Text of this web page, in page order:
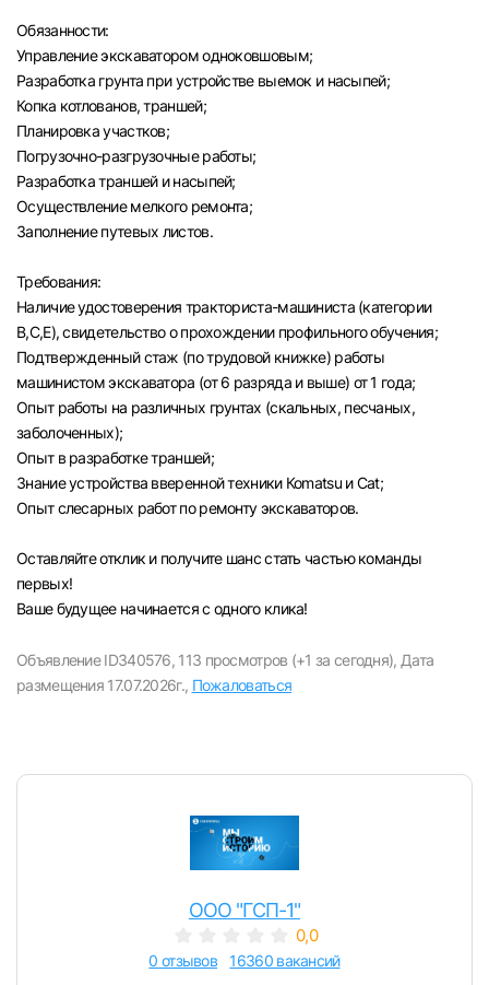
Обязанности:
Управление экскаватором одноковшовым;
Разработка грунта при устройстве выемок и насыпей;
Копка котлованов, траншей;
Планировка участков;
Погрузочно-разгрузочные работы;
Разработка траншей и насыпей;
Осуществление мелкого ремонта;
Заполнение путевых листов.
Требования:
Наличие удостоверения тракториста-машиниста (категории
В,С,Е), свидетельство о прохождении профильного обучения;
Подтвержденный стаж (по трудовой книжке) работы
машинистом экскаватора (от 6 разряда и выше) от 1 года;
Опыт работы на различных грунтах (скальных, песчаных,
заболоченных);
Опыт в разработке траншей;
Знание устройства вверенной техники Коmаtsu и Саt;
Опыт слесарных работ по ремонту экскаваторов.
Оставляйте отклик и получите шанс стать частью команды
первых!
Ваше будущее начинается с одного клика!
Объявление ID340576, 113 просмотров (+1 за сегодня), Дата
размещения 17.07.2026г., Пожаловаться
ООО "ГСП-1"
0,0
0 отзывов 16360 вакансий